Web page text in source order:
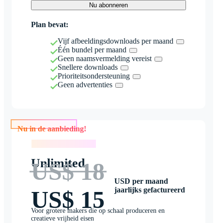
Nu abonneren
Plan bevat:
Vijf afbeeldingsdownloads per maand
Één bundel per maand
Geen naamsvermelding vereist
Snellere downloads
Prioriteitsondersteuning
Geen advertenties
Nu in de aanbieding!
Unlimited
US$ 18
US$ 15
USD per maand
jaarlijks gefactureerd
Voor grotere makers die op schaal produceren en
creatieve vrijheid eisen